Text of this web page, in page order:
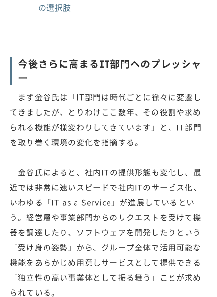
の選択肢
今後さらに高まるIT部門へのプレッシャ
ー
まず金谷氏は「IT部門は時代ごとに徐々に変遷し
てきましたが、とりわけここ数年、その役割や求め
られる機能が様変わりしてきています」と、IT部門
を取り巻く環境の変化を指摘する。
金谷氏によると、社内ITの提供形態も変化し、最
近では非常に速いスピードで社内ITのサービス化、
いわゆる「IT as a Service」が進展しているとい
う。経営層や事業部門からのリクエストを受けて機
器を調達したり、ソフトウェアを開発したりという
「受け身の姿勢」から、グループ全体で活用可能な
機能をあらかじめ用意しサービスとして提供できる
「独立性の高い事業体として振る舞う」ことが求め
られている。